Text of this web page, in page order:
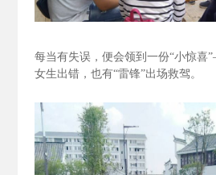
每当有失误，便会领到一份“小惊喜
女生出错，也有“雷锋”出场救驾。